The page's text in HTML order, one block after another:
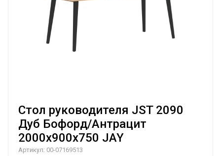
Стол руководителя JST 2090
Дуб Бофорд/Антрацит
2000х900х750 JAY
Артикул: 00-07169513